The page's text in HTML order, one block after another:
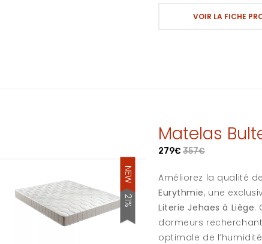
VOIR LA FICHE
NEW
21%
Matelas
279€ 357€
Améliorez la qualité
Eurythmie, une
Literie Jehaes à Liège.
dormeurs
optimale de